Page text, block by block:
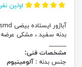
اولین
بدنه سفید ، مشکی عرضه
______
مشخصات فنی:
جنس بدنه :آلومینیوم